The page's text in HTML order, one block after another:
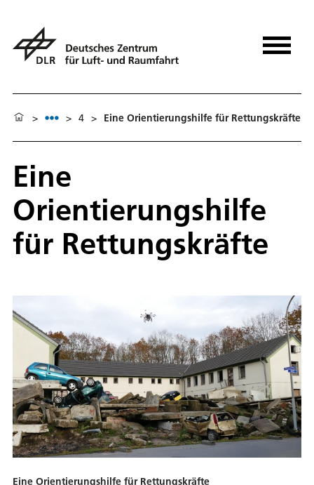
> > 4 > Eine Orientierungshilfe für Rettungskräfte
Eine
Orientierungshilfe
für Rettungskräfte
Eine Orientierungshilfe für Rettungskräfte